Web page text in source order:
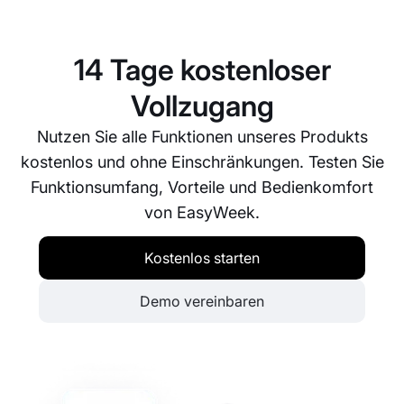
uns – wir helfen Ihnen gerne weiter.
14 Tage kostenloser
Vollzugang
Nutzen Sie alle Funktionen unseres Produkts
kostenlos und ohne Einschränkungen. Testen Sie
Funktionsumfang, Vorteile und Bedienkomfort
von EasyWeek.
Kostenlos starten
Demo vereinbaren